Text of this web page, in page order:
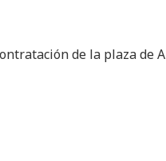
de la plaza